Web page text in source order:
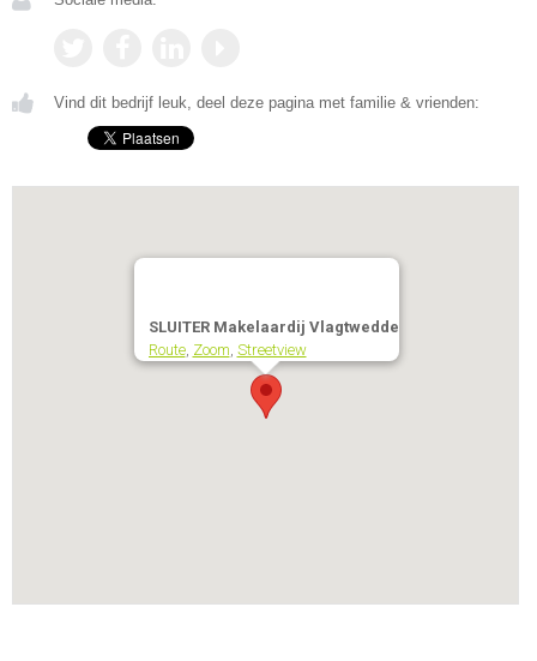
Vind dit bedrijf leuk, deel deze pagina met familie & vrienden:
SLUITER Makelaardij Vlagtwedde
Route, Zoom, Streetview